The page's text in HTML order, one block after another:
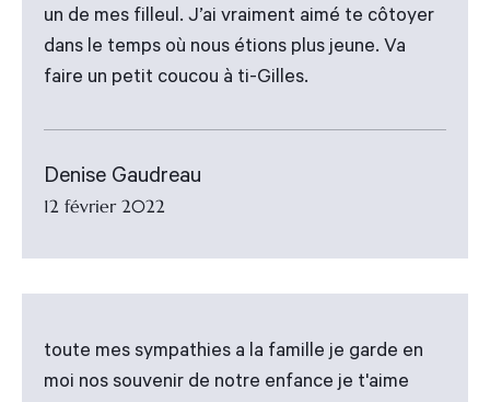
un de mes filleul. J’ai vraiment aimé te côtoyer
dans le temps où nous étions plus jeune. Va
faire un petit coucou à ti-Gilles.
Denise Gaudreau
12 février 2022
toute mes sympathies a la famille je garde en
moi nos souvenir de notre enfance je t'aime